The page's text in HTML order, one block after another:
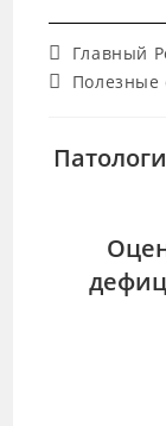
Автор
записи:
Главный
Рубрика
Полезные